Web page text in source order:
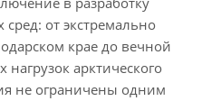
от экстремально
крае до вечной
арктического
не ограничены одним